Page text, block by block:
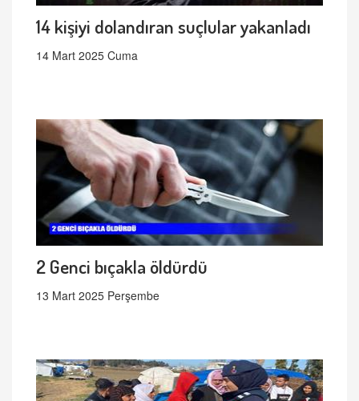
14 kişiyi dolandıran suçlular yakanladı
14 Mart 2025 Cuma
2 Genci bıçakla öldürdü
13 Mart 2025 Perşembe